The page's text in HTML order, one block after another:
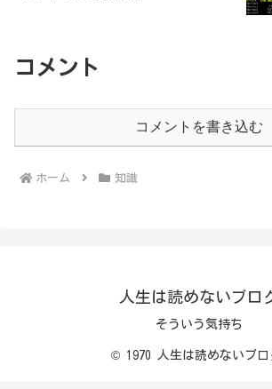
コメント
コメントを書き込む
ホーム 知識
人生は読めないブロ
そういう気持ち
© 1970 人生は読めないブロ